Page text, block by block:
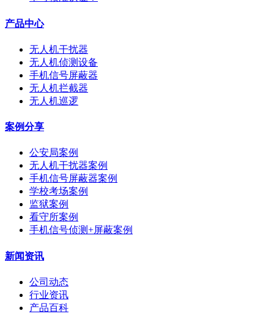
产品中心
无人机干扰器
无人机侦测设备
手机信号屏蔽器
无人机拦截器
无人机巡逻
案例分享
公安局案例
无人机干扰器案例
手机信号屏蔽器案例
学校考场案例
监狱案例
看守所案例
手机信号侦测+屏蔽案例
新闻资讯
公司动态
行业资讯
产品百科